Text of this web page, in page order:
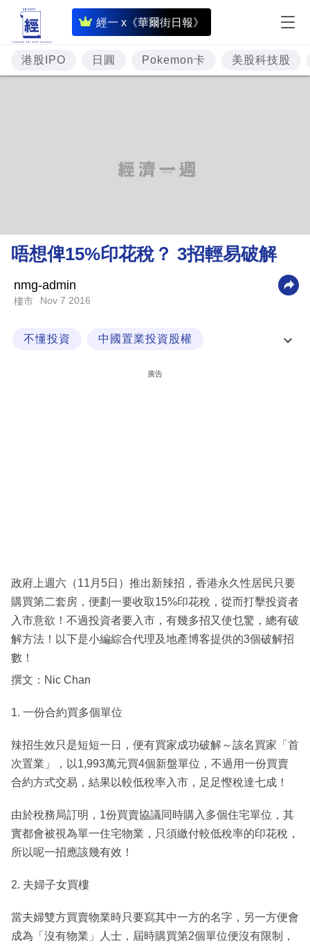
經一 x《華爾街日報》
即
時
財
經
理
財
業
閱
專
區
港股IPO 日圓 Pokemon卡 美股科技股
唔想俾15%印花稅？ 3招輕易破解
nmg-admin
樓市 Nov 7 2016
不懂投資 中國置業投資股權
廣告
政府上週六（11月5日）推出新辣招，香港永久性居民只要
購買第二套房，便劃一要收取15%印花稅，從而打擊投資者
入市意欲！不過投資者要入市，有幾多招又使乜驚，總有破
解方法！以下是小編綜合代理及地產博客提供的3個破解招
數！
撰文：Nic Chan
1. 一份合約買多個單位
辣招生效只是短短一日，便有買家成功破解～該名買家「首
次置業」，以1,993萬元買4個新盤單位，不過用一份買賣
合約方式交易，結果以較低稅率入市，足足慳稅達七成！
由於稅務局訂明，1份買賣協議同時購入多個住宅單位，其
實都會被視為單一住宅物業，只須繳付較低稅率的印花稅，
所以呢一招應該幾有效！
2. 夫婦子女買樓
當夫婦雙方買賣物業時只要寫其中一方的名字，另一方便會
成為「沒有物業」人士，屆時購買第2個單位便沒有限制，